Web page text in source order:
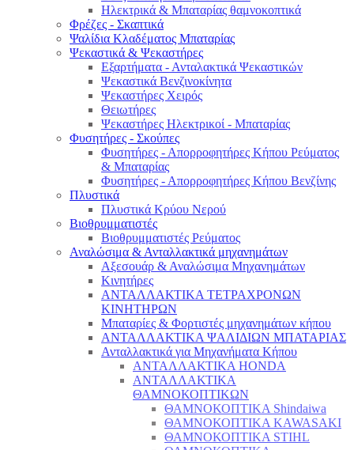
Ηλεκτρικά & Μπαταρίας θαμνοκοπτικά
Φρέζες - Σκαπτικά
Ψαλίδια Κλαδέματος Μπαταρίας
Ψεκαστικά & Ψεκαστήρες
Εξαρτήματα - Ανταλακτικά Ψεκαστικών
Ψεκαστικά Βενζινοκίνητα
Ψεκαστήρες Χειρός
Θειωτήρες
Ψεκαστήρες Ηλεκτρικοί - Μπαταρίας
Φυσητήρες - Σκούπες
Φυσητήρες - Απορροφητήρες Κήπου Ρεύματος
& Μπαταρίας
Φυσητήρες - Απορροφητήρες Κήπου Βενζίνης
Πλυστικά
Πλυστικά Κρύου Νερού
Βιοθρυμματιστές
Βιοθρυμματιστές Ρεύματος
Αναλώσιμα & Ανταλλακτικά μηχανημάτων
Αξεσουάρ & Αναλώσιμα Μηχανημάτων
Κινητήρες
ΑΝΤΑΛΛΑΚΤΙΚΑ ΤΕΤΡΑΧΡΟΝΩΝ
ΚΙΝΗΤΗΡΩΝ
Μπαταρίες & Φορτιστές μηχανημάτων κήπου
ΑΝΤΑΛΛΑΚΤΙΚΑ ΨΑΛΙΔΙΩΝ ΜΠΑΤΑΡΙAΣ
Ανταλλακτικά για Μηχανήματα Κήπου
ΑΝΤΑΛΛΑΚΤΙΚΑ HONDA
ΑΝΤΑΛΛΑΚΤΙΚΑ
ΘΑΜΝΟΚΟΠΤΙΚΩΝ
ΘΑΜΝΟΚΟΠΤΙΚΑ Shindaiwa
ΘΑΜΝΟΚΟΠΤΙΚΑ KAWASAKI
ΘΑΜΝΟΚΟΠΤΙΚΑ STIHL